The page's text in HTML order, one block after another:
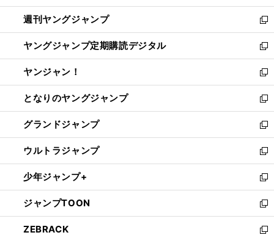
開
く
ウ
で
開
く
ン
ド
ウ
で
開
く
ウ
ィ
ン
ド
ウ
で
開
く
週刊ヤングジャンプ
新
し
い
ウ
ィ
ン
ド
ウ
で
開
く
ヤングジャンプ定期購読デジタル
新
し
い
ウ
ィ
ン
ド
ウ
で
開
く
ヤンジャン！
新
し
い
ウ
ィ
ン
ド
ウ
で
開
く
となりのヤングジャンプ
新
し
い
ウ
ィ
ン
ド
ウ
で
開
く
グランドジャンプ
新
し
い
ウ
ィ
ン
ド
ウ
で
ウルトラジャンプ
新
し
い
ウ
ィ
ン
ド
少年ジャンプ+
新
し
い
ウ
ィ
ジャンプTOON
新
し
い
ZEBRACK
新